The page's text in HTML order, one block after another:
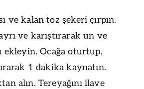
ve kalan toz şekeri çırpın.
ve karıştırarak un ve
ekleyin. Ocağa oturtup,
1 dakika kaynatın.
alın. Tereyağını ilave